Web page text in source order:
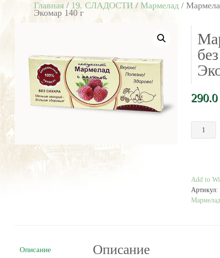
Главная / 19. СЛАДОСТИ / Мармелад /
Экомар 140 г
290.0
товара
без
сахара
Коломна
Add to
Артикул:
Мармелад
Описание Описание